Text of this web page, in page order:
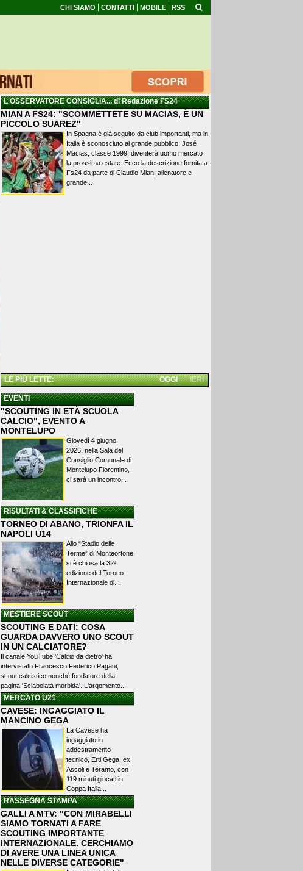
CHI SIAMO CONTATTI MOBILE RSS
L'OSSERVATORE CONSIGLIA...di Redazione FS24
MIAN A FS24: "SCOMMETTETE SU MACIAS, È UN
PICCOLO SUAREZ"
In Spagna è già seguito da club importanti, ma in
Italia è sconosciuto al grande pubblico: José
Macias, classe 1999, diventerà uomo mercato
la prossima estate. Ecco la descrizione fornita a
Fs24 da parte di Claudio Mian, allenatore e
grande...
LE PIÙ LETTE: IERI
OGGI
EVENTI
"SCOUTING IN ETÀ SCUOLA
CALCIO", EVENTO A
MONTELUPO
Giovedì 4 giugno
2026, nella Sala del
Consiglio Comunale di
Montelupo Fiorentino,
ci sarà un incontro...
RISULTATI & CLASSIFICHE
TORNEO DI ABANO, TRIONFA IL
NAPOLI U14
Allo “Stadio delle
Terme” di Monteortone
si è chiusa la 32ª
edizione del Torneo
Internazionale di...
MESTIERE SCOUT
SCOUTING E DATI: COSA
GUARDA DAVVERO UNO SCOUT
IN UN CALCIATORE?
Il canale YouTube 'Calcio da dietro' ha
intervistato Francesco Federico Pagani,
scout calcistico nonché fondatore della
pagina 'Sciabolata morbida'. L'argomento...
MERCATO U21
CAVESE: INGAGGIATO IL
MANCINO GEGA
La Cavese ha
ingaggiato in
addestramento
tecnico, Erti Gega, ex
Ascoli e Teramo, con
119 minuti giocati in
Coppa Italia...
RASSEGNA STAMPA
GALLI A MTV: "CON MIRABELLI
SIAMO TORNATI A FARE
SCOUTING IMPORTANTE
INTERNAZIONALE. CERCHIAMO
DI AVERE UNA LINEA UNICA
NELLE DIVERSE CATEGORIE"